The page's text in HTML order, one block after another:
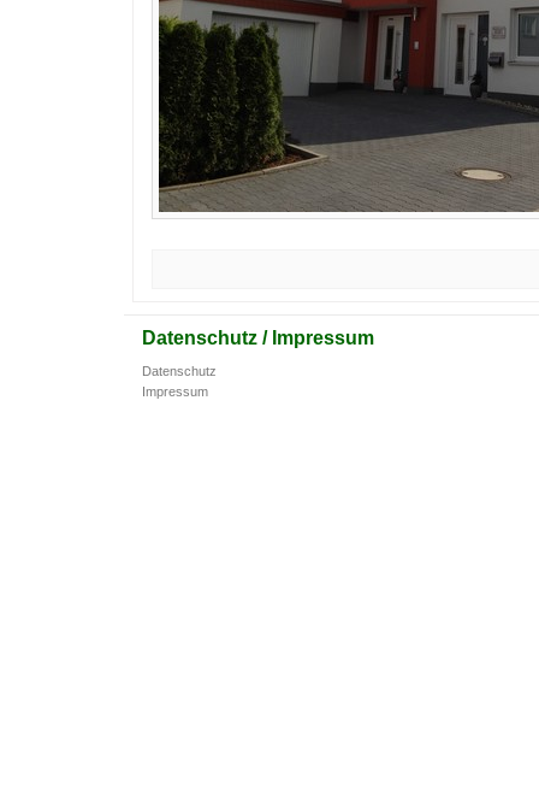
Datenschutz / Impressum
Datenschutz
Impressum